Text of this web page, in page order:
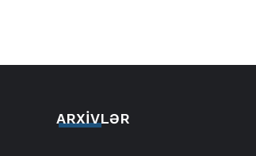
ARXIVLƏR